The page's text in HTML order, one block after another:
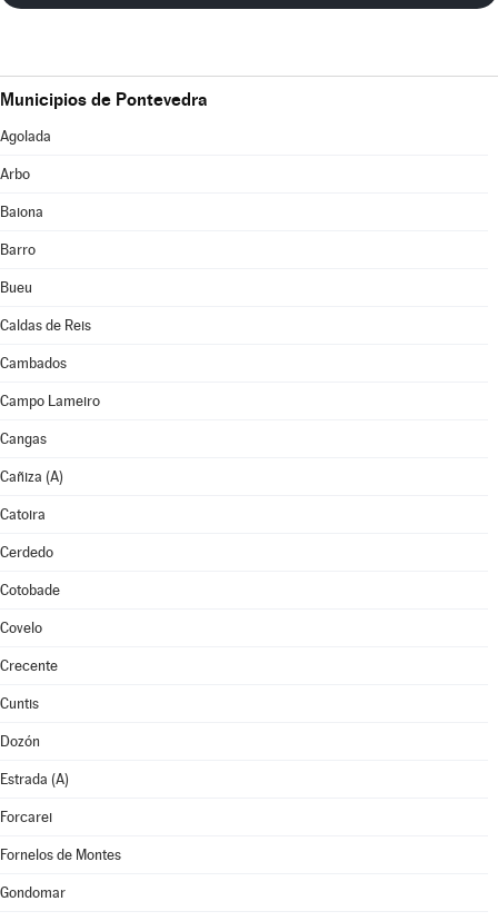
Municipios de Pontevedra
Agolada
Arbo
Baiona
Barro
Bueu
Caldas de Reis
Cambados
Campo Lameiro
Cangas
Cañiza (A)
Catoira
Cerdedo
Cotobade
Covelo
Crecente
Cuntis
Dozón
Estrada (A)
Forcarei
Fornelos de Montes
Gondomar